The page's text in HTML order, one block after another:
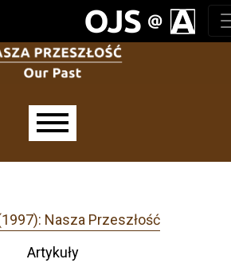
Nasza Przeszłość
Artykuły